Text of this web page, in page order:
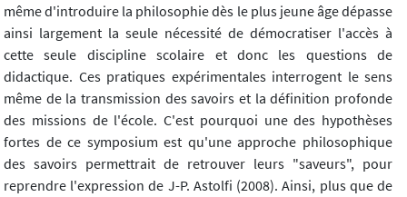
même d'introduire la philosophie dès le plus jeune âge dépasse
ainsi largement la seule nécessité de démocratiser l'accès à
cette seule discipline scolaire et donc les questions de
didactique. Ces pratiques expérimentales interrogent le sens
même de la transmission des savoirs et la définition profonde
des missions de l'école. C'est pourquoi une des hypothèses
fortes de ce symposium est qu'une approche philosophique
des savoirs permettrait de retrouver leurs "saveurs", pour
reprendre l'expression de J-P. Astolfi (2008). Ainsi, plus que de